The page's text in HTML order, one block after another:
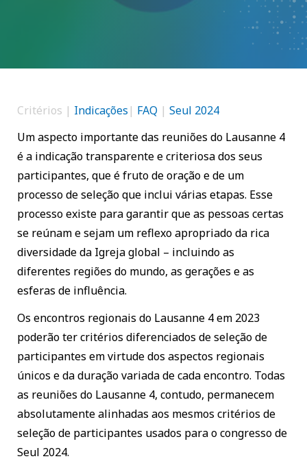
Critérios | Indicações | FAQ | Seul 2024
Um aspecto importante das reuniões do Lausanne 4
é a indicação transparente e criteriosa dos seus
participantes, que é fruto de oração e de um
processo de seleção que inclui várias etapas. Esse
processo existe para garantir que as pessoas certas
se reúnam e sejam um reflexo apropriado da rica
diversidade da Igreja global – incluindo as
diferentes regiões do mundo, as gerações e as
esferas de influência.
Os encontros regionais do Lausanne 4 em 2023
poderão ter critérios diferenciados de seleção de
participantes em virtude dos aspectos regionais
únicos e da duração variada de cada encontro. Todas
as reuniões do Lausanne 4, contudo, permanecem
absolutamente alinhadas aos mesmos critérios de
seleção de participantes usados ​​para o congresso de
Seul 2024.